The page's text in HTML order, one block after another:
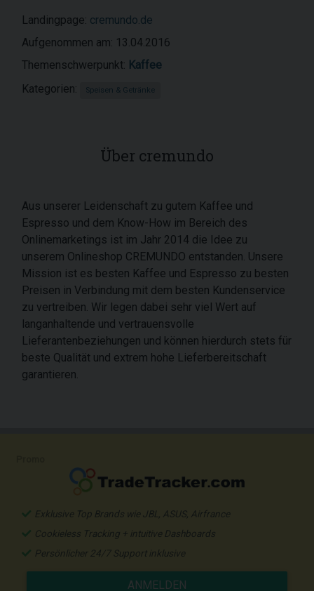
Landingpage: cremundo.de
Aufgenommen am: 13.04.2016
Themenschwerpunkt: Kaffee
Kategorien:
Speisen & Getränke
Über cremundo
Aus unserer Leidenschaft zu gutem Kaffee und
Espresso und dem Know-How im Bereich des
Onlinemarketings ist im Jahr 2014 die Idee zu
unserem Onlineshop CREMUNDO entstanden. Unsere
Mission ist es besten Kaffee und Espresso zu besten
Preisen in Verbindung mit dem besten Kundenservice
zu vertreiben. Wir legen dabei sehr viel Wert auf
langanhaltende und vertrauensvolle
Lieferantenbeziehungen und können hierdurch stets für
beste Qualität und extrem hohe Lieferbereitschaft
garantieren.
Exklusive Top Brands wie JBL, ASUS, Airfrance
Cookieless Tracking + intuitive Dashboards
Persönlicher 24/7 Support inklusive
ANMELDEN